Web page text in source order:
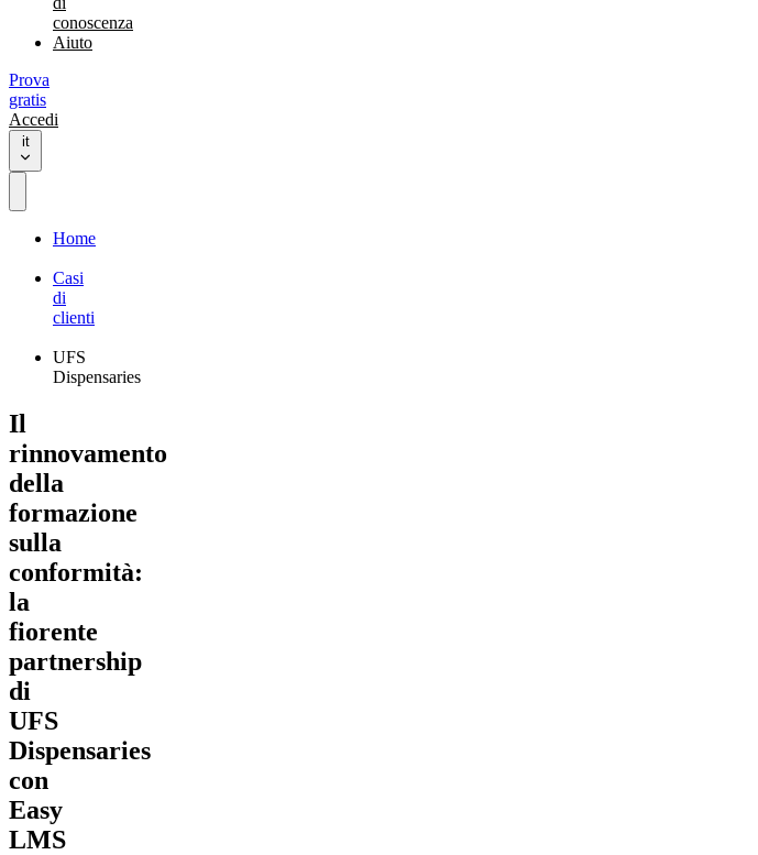
conoscenza
Aiuto
Prova
gratis
Accedi
it
Home
Casi
di
clienti
UFS
Dispensaries
Il
rinnovamento
della
formazione
sulla
conformità:
la
fiorente
partnership
di
UFS
Dispensaries
con
Easy
LMS